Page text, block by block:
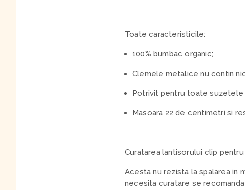
Toate caracteristicile:
100% bumbac organic;
Clemele metalice nu contin
Potrivit pentru toate suzetele
Masoara 22 de centimetri si
Curatarea lantisorului clip
Acesta nu rezista la spalarea in
necesita curatare se